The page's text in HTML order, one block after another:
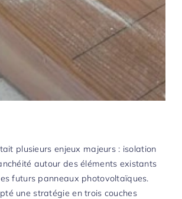
plusieurs enjeux majeurs : isolation
autour des éléments existants
futurs panneaux photovoltaïques.
une stratégie en trois couches